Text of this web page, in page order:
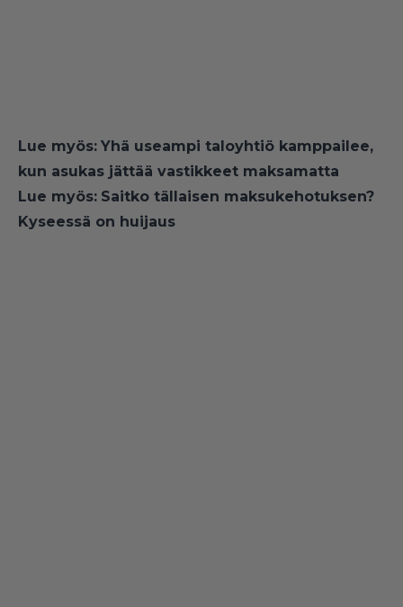
Lue myös: Yhä useampi taloyhtiö kamppailee,
kun asukas jättää vastikkeet maksamatta
Lue myös: Saitko tällaisen maksukehotuksen?
Kyseessä on huijaus